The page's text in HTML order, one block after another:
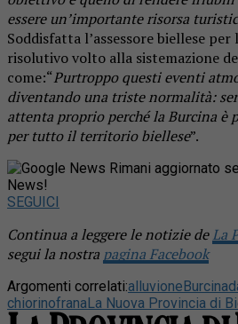
essere un’importante risorsa
Soddisfatta l’assessore biellese
risolutivo volto alla sistemazione
come:“Purtroppo questi eventi
diventando una triste normalità:
attenta proprio perché la Burcina
per tutto il territorio biellese”.
Rimani aggiornato
News!
SEGUICI
Continua a leggere le notizie deLa
segui la nostra pagina Facebook
Argomenti correlati:alluvioneBurcina
chiorinofranaLa Nuova Provincia di